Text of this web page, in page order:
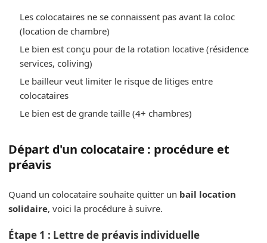
Les colocataires ne se connaissent pas avant la coloc
(location de chambre)
Le bien est conçu pour de la rotation locative (résidence
services, coliving)
Le bailleur veut limiter le risque de litiges entre
colocataires
Le bien est de grande taille (4+ chambres)
Départ d'un colocataire : procédure et
préavis
Quand un colocataire souhaite quitter un bail location
solidaire, voici la procédure à suivre.
Étape 1 : Lettre de préavis individuelle